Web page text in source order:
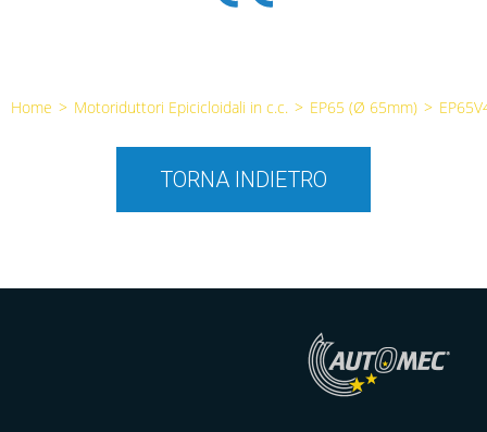
Home > Motoriduttori Epicicloidali in c.c. > EP65 (Ø 65mm) >
TORNA INDIETRO